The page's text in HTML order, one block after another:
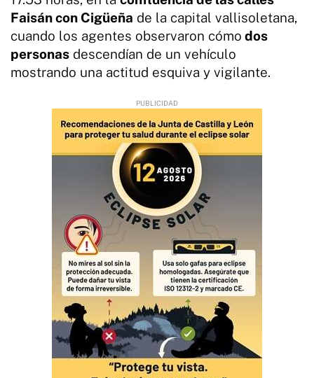
Faisán con Cigüeña de la capital vallisoletana,
cuando los agentes observaron cómo dos
personas descendían de un vehículo
mostrando una actitud esquiva y vigilante.